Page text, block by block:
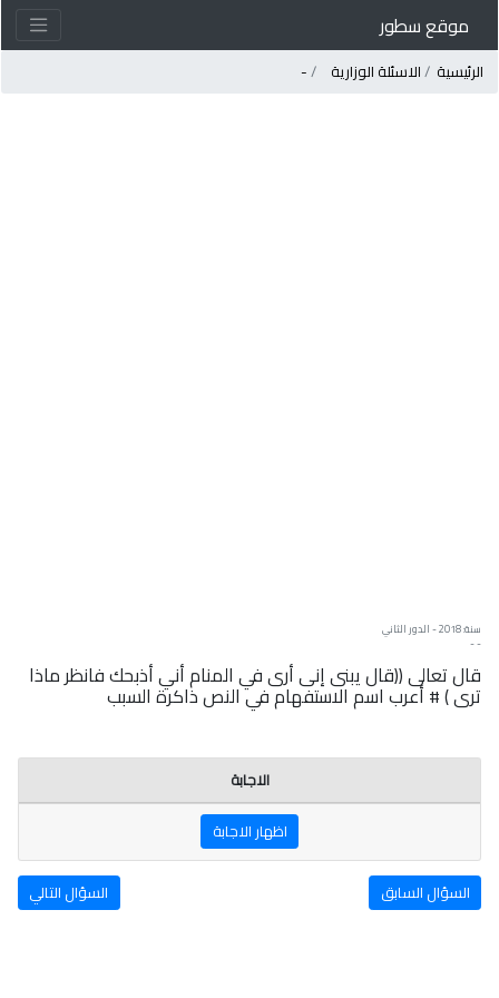
موقع سطور
الرئيسية الاسئلة الوزارية -
سنة: 2018 - الدور الثاني
قال تعالى ((قال يبنى إنى أرى في المنام أني أذبحك فانظر ماذا
ترى ) # أعرب اسم الاستفهام في النص ذاكرة السبب
الاجابة
اظهار الاجابة
السؤال السابق السؤال التالي